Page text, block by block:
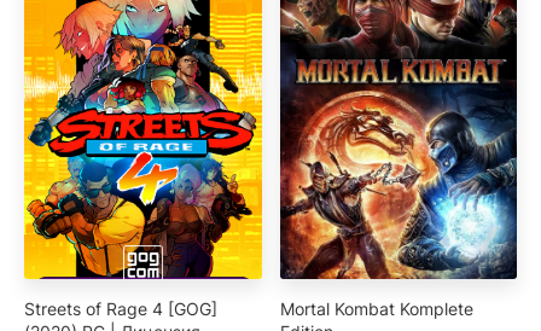
Streets of Rage 4 [GOG]
Mortal Kombat Komplete